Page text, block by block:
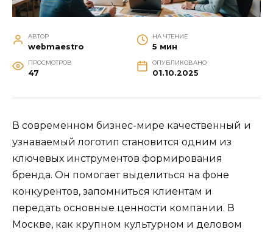
АВТОР
webmaestro
НА ЧТЕНИЕ
5 мин
ПРОСМОТРОВ
47
ОПУБЛИКОВАНО
01.10.2025
В современном бизнес-мире качественный и
узнаваемый логотип становится одним из
ключевых инструментов формирования
бренда. Он помогает выделиться на фоне
конкурентов, запомниться клиентам и
передать основные ценности компании. В
Москве, как крупном культурном и деловом